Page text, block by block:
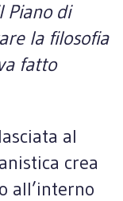
Piano di
la filosofia
fatto
al
crea
all’interno